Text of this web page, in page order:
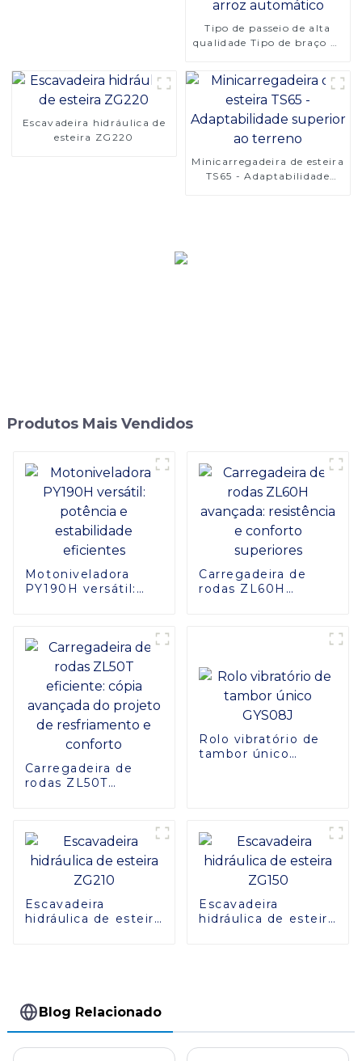
Tipo de passeio de alta
qualidade Tipo de braço de
Transplantadores de arroz
automático
Escavadeira hidráulica de
esteira ZG220
Minicarregadeira de esteira
TS65 - Adaptabilidade
Produtos Mais Vendidos
Motoniveladora
PY190H versátil:
Carregadeira de
rodas ZL60H
conforto superiores
Carregadeira de
rodas ZL50T
resfriamento e
conforto
Rolo vibratório de
tambor único
Escavadeira
hidráulica de esteira
Escavadeira
hidráulica de esteira
Blog Relacionado